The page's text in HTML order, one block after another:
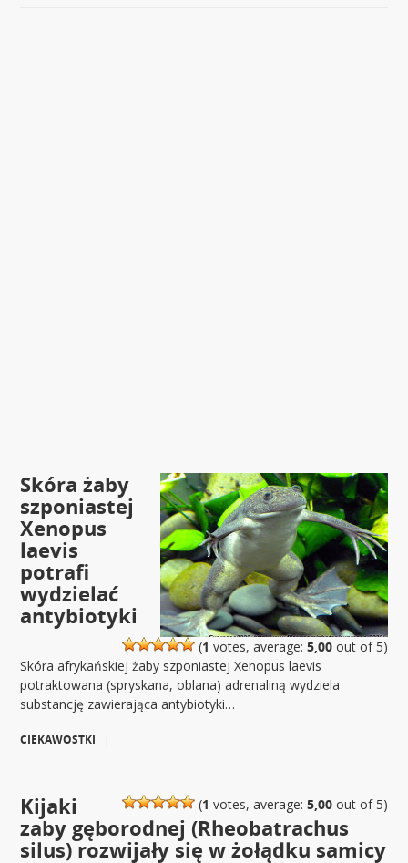
(1 votes, average: 5,00out of 5)
Skóra żaby
szponiastej
Xenopus
laevis
potrafi
wydzielać
antybiotyki
Skóra afrykańskiej żaby szponiastej Xenopus laevis
potraktowana (spryskana, oblana) adrenaliną wydziela
substancję zawierająca antybiotyki…
CIEKAWOSTKI
(1 votes, average: 5,00out of 5)
Kijaki
zaby gęborodnej (Rheobatrachus
silus) rozwijały się w żołądku samicy